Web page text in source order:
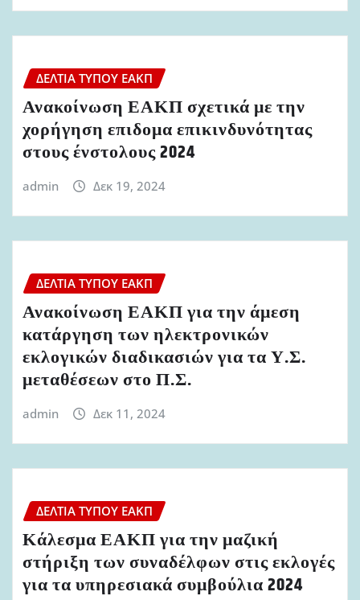
ΔΕΛΤΊΑ ΤΎΠΟΥ ΕΑΚΠ
Ανακοίνωση ΕΑΚΠ σχετικά με την
χορήγηση επιδομα επικινδυνότητας
στους ένστολους 2024
admin Δεκ 19, 2024
ΔΕΛΤΊΑ ΤΎΠΟΥ ΕΑΚΠ
Ανακοίνωση ΕΑΚΠ για την άμεση
κατάργηση των ηλεκτρονικών
εκλογικών διαδικασιών για τα Υ.Σ.
μεταθέσεων στο Π.Σ.
admin Δεκ 11, 2024
ΔΕΛΤΊΑ ΤΎΠΟΥ ΕΑΚΠ
Κάλεσμα ΕΑΚΠ για την μαζική
στήριξη των συναδέλφων στις εκλογές
για τα υπηρεσιακά συμβούλια 2024